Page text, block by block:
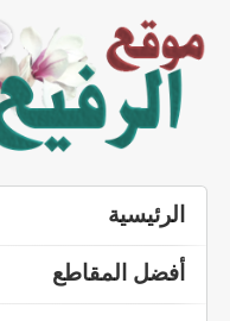
الرئيسية
أفضل المقاطع